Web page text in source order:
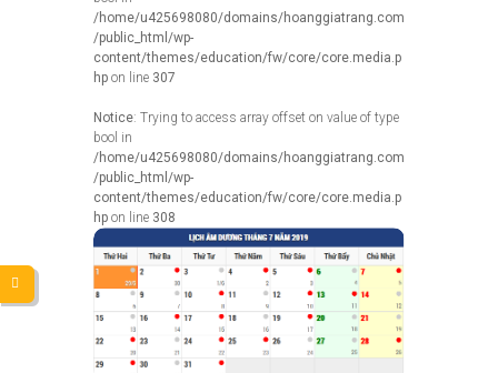
/home/u425698080/domains/hoanggiatrang.com
/public_html/wp-
content/themes/education/fw/core/core.media.p
hp on line 307
Notice: Trying to access array offset on value of type
bool in
/home/u425698080/domains/hoanggiatrang.com
/public_html/wp-
content/themes/education/fw/core/core.media.p
hp on line 308